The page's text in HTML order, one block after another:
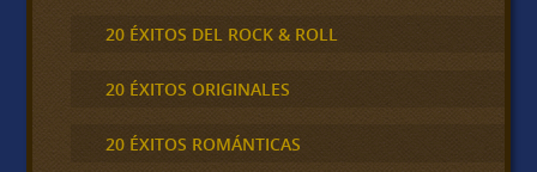
20 ÉXITOS DEL ROCK & ROLL
20 ÉXITOS ORIGINALES
20 ÉXITOS ROMÁNTICAS